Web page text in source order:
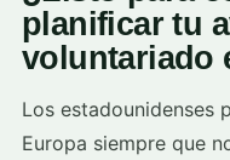
planificar tu
voluntariado
Los estadounidenses
Europa siempre que